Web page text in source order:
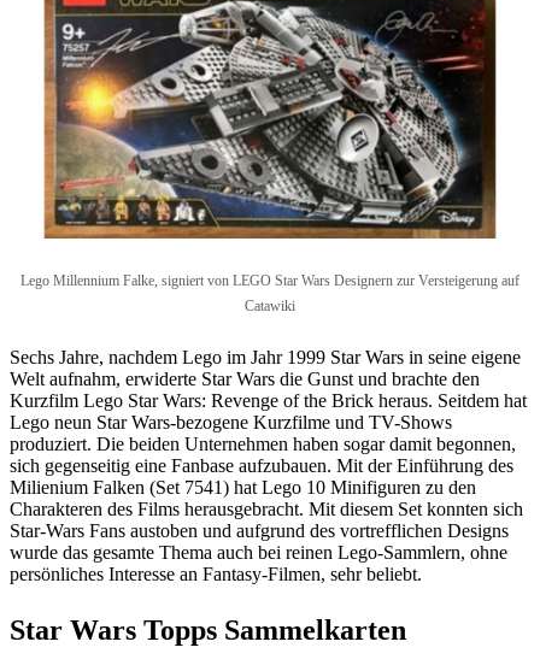
Lego Millennium Falke, signiert von LEGO Star Wars Designern zur Versteigerung auf
Catawiki
Sechs Jahre, nachdem Lego im Jahr 1999 Star Wars in seine eigene
Welt aufnahm, erwiderte Star Wars die Gunst und brachte den
Kurzfilm Lego Star Wars: Revenge of the Brick heraus. Seitdem hat
Lego neun Star Wars-bezogene Kurzfilme und TV-Shows
produziert. Die beiden Unternehmen haben sogar damit begonnen,
sich gegenseitig eine Fanbase aufzubauen. Mit der Einführung des
Milienium Falken (Set 7541) hat Lego 10 Minifiguren zu den
Charakteren des Films herausgebracht. Mit diesem Set konnten sich
Star-Wars Fans austoben und aufgrund des vortrefflichen Designs
wurde das gesamte Thema auch bei reinen Lego-Sammlern, ohne
persönliches Interesse an Fantasy-Filmen, sehr beliebt.
Star Wars Topps Sammelkarten